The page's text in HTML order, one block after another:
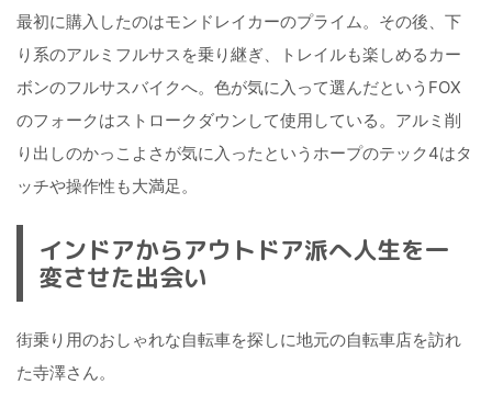
最初に購入したのはモンドレイカーのプライム。その後、下
り系のアルミフルサスを乗り継ぎ、トレイルも楽しめるカー
ボンのフルサスバイクへ。色が気に入って選んだというFOX
のフォークはストロークダウンして使用している。アルミ削
り出しのかっこよさが気に入ったというホープのテック4はタ
ッチや操作性も大満足。
インドアからアウトドア派へ人生を一
変させた出会い
街乗り用のおしゃれな自転車を探しに地元の自転車店を訪れ
た寺澤さん。